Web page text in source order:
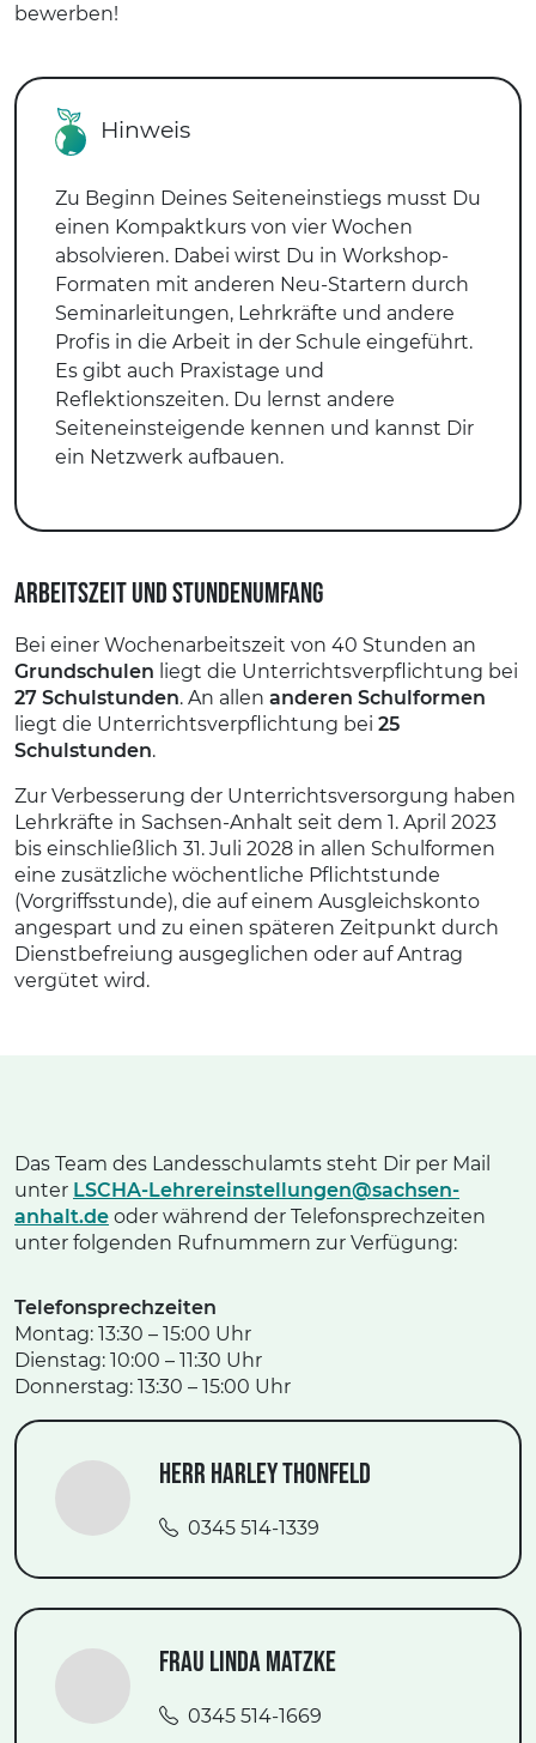
bewerben!
Hinweis
Zu Beginn Deines Seiteneinstiegs musst Du
einen Kompaktkurs von vier Wochen
absolvieren. Dabei wirst Du in Workshop-
Formaten mit anderen Neu-Startern durch
Seminarleitungen, Lehrkräfte und andere
Profis in die Arbeit in der Schule eingeführt.
Es gibt auch Praxistage und
Reflektionszeiten. Du lernst andere
Seiteneinsteigende kennen und kannst Dir
ein Netzwerk aufbauen.
Arbeitszeit und Stundenumfang
Bei einer Wochenarbeitszeit von 40 Stunden an
Grundschulen liegt die Unterrichtsverpflichtung bei
27 Schulstunden. An allen anderen Schulformen
liegt die Unterrichtsverpflichtung bei 25
Schulstunden.
Zur Verbesserung der Unterrichtsversorgung haben
Lehrkräfte in Sachsen-Anhalt seit dem 1. April 2023
bis einschließlich 31. Juli 2028 in allen Schulformen
eine zusätzliche wöchentliche Pflichtstunde
(Vorgriffsstunde), die auf einem Ausgleichskonto
angespart und zu einen späteren Zeitpunkt durch
Dienstbefreiung ausgeglichen oder auf Antrag
vergütet wird.
Das Team des Landesschulamts steht Dir per Mail
unter LSCHA-Lehrereinstellungen@sachsen-
anhalt.de oder während der Telefonsprechzeiten
unter folgenden Rufnummern zur Verfügung:
Telefonsprechzeiten
Montag: 13:30 – 15:00 Uhr
Dienstag: 10:00 – 11:30 Uhr
Donnerstag: 13:30 – 15:00 Uhr
Herr Harley Thonfeld
0345 514-1339
Frau Linda Matzke
0345 514-1669